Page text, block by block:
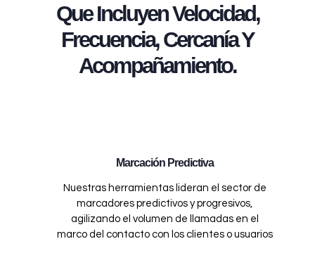
Que Incluyen Velocidad,
Frecuencia, Cercanía Y
Acompañamiento.
Marcación Predictiva
Nuestras herramientas lideran el sector de
marcadores predictivos y progresivos,
agilizando el volumen de llamadas en el
marco del contacto con los clientes o usuarios